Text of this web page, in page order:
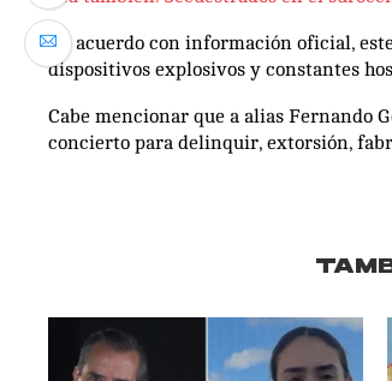
De acuerdo con información oficial,
dispositivos explosivos y constantes
Cabe mencionar que a alias Fernando
concierto para delinquir, extorsión,